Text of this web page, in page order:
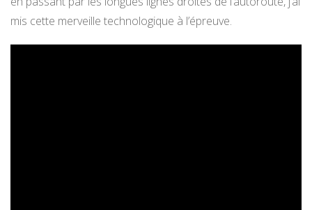
mis cette merveille technologique à l’épreuve.